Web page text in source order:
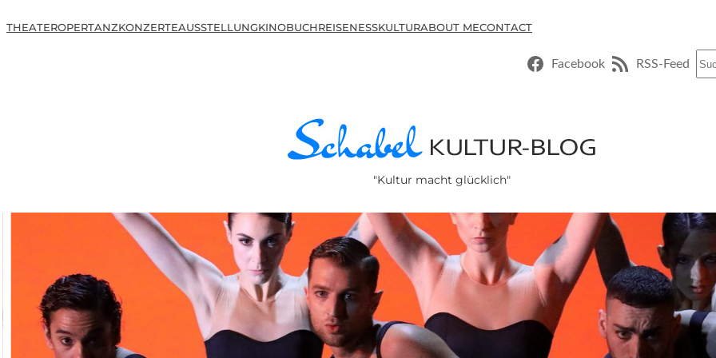
THEATEROPERTANZKONZERTEAUSSTELLUNGKINOBUCHREISENESSKULTURABOUT MECONTACT
Facebook RSS-Feed
"Kultur macht glücklich"